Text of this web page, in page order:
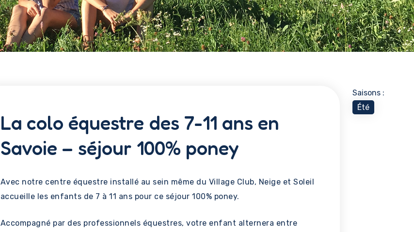
La colo équestre des 7-11 ans en
Savoie – séjour 100% poney
Avec notre centre équestre installé au sein même du Village Club, Neige et Soleil
accueille les enfants de 7 à 11 ans pour ce séjour 100% poney.
Accompagné par des professionnels équestres, votre enfant alternera entre
Saisons :
Été